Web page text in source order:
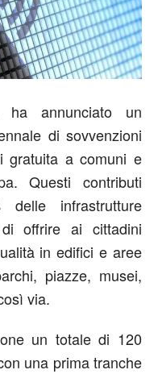
ha annunciato un
di sovvenzioni
gratuita a comuni e
Questi contributi
infrastrutture
di offrire ai cittadini
in edifici e aree
piazze, musei,
via.
un totale di 120
una prima tranche